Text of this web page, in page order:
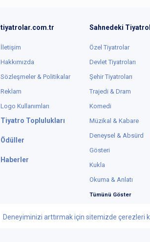
Deneyiminizi arttırmak için sitemizde çerezleri
tiyatrolar.com.tr
İletişim
Hakkımızda
Sözleşmeler & Politikalar
Reklam
Logo Kullanımları
Tiyatro Toplulukları
Ödüller
Haberler
Sahnedeki
Özel Tiyatrolar
Devlet Tiyatroları
Şehir Tiyatroları
Trajedi & Dram
Komedi
Müzikal & Kabare
Deneysel & Absürd
Gösteri
Kukla
Okuma & Anlatı
Tümünü Göster